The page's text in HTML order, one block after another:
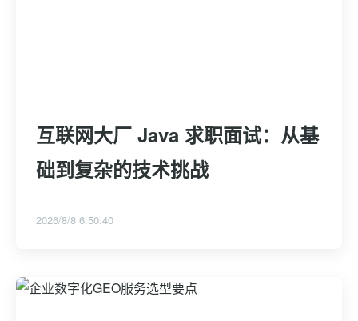
互联网大厂 Java 求职面试：从基
础到复杂的技术挑战
2026/8/8 6:50:40